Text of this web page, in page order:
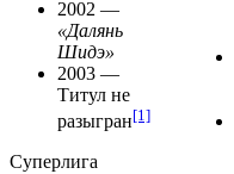
2002 —
«Далянь
Шидэ»
2003 —
Титул не
разыгран[1]
Суперлига